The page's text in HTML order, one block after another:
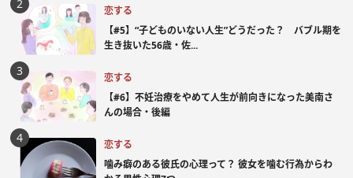
恋する
【#5】“子どものいない人生”どうだった？ バブル期を
生き抜いた56歳・佐...
恋する
【#6】不妊治療をやめて人生が前向きになった美南さ
んの場合・後編
恋する
噛み癖のある彼氏の心理って？ 彼女を噛む行為からわ